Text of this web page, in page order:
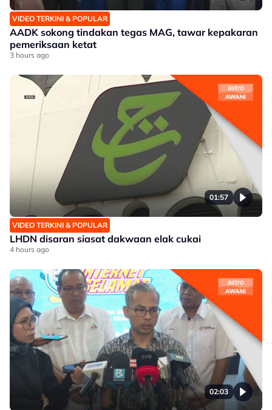
VIDEO TERKINI & POPULAR
AADK sokong tindakan tegas MAG, tawar kepakaran
pemeriksaan ketat
3 hours ago
01:57
VIDEO TERKINI & POPULAR
LHDN disaran siasat dakwaan elak cukai
4 hours ago
02:03